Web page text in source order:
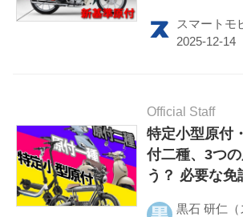
EV
電動バイク
スマートモ
Official Staff
特定小型原付
付二種、3つ
う？ 必要な免
黒石 研仁（